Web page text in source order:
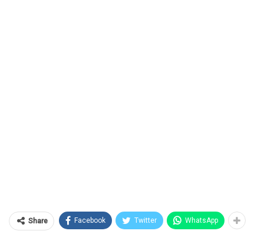
Share Facebook Twitter WhatsApp